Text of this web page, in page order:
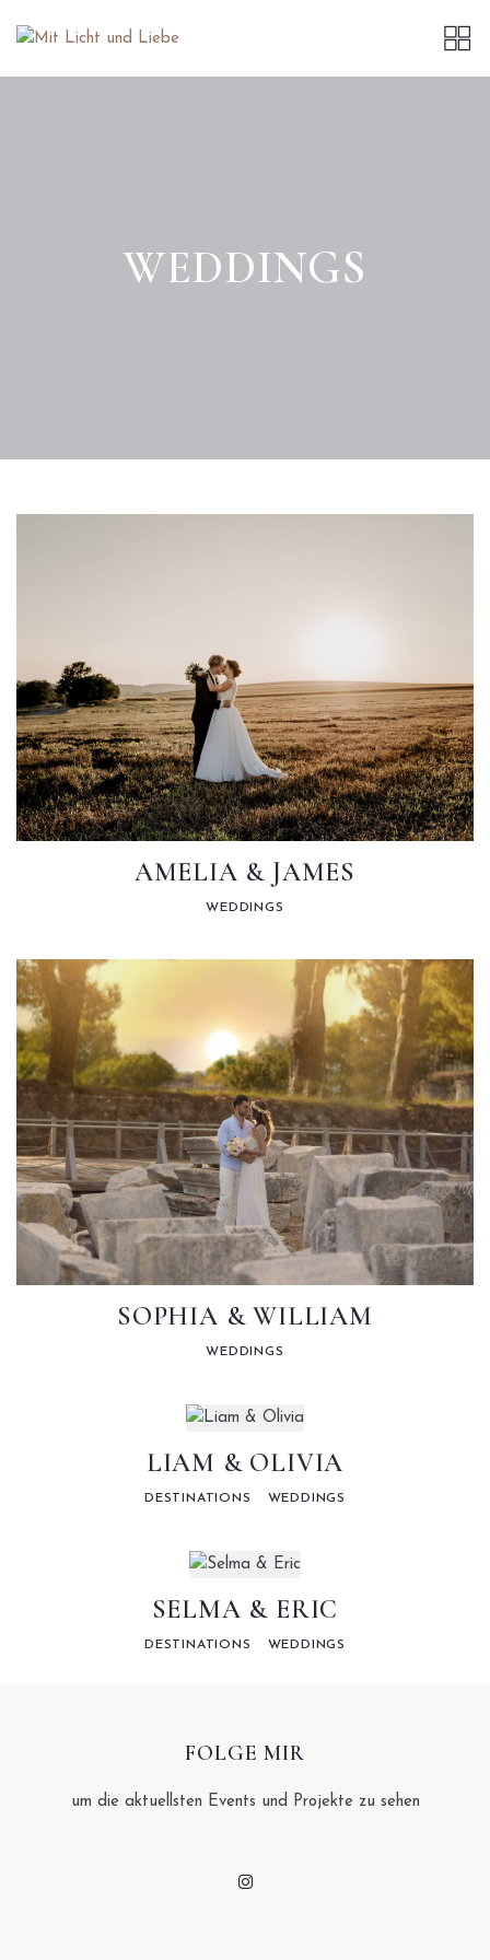
WEDDINGS
AMELIA & JAMES
WEDDINGS
SOPHIA & WILLIAM
WEDDINGS
LIAM & OLIVIA
DESTINATIONS WEDDINGS
SELMA & ERIC
DESTINATIONS WEDDINGS
FOLGE MIR
um die aktuellsten Events und Projekte zu sehen